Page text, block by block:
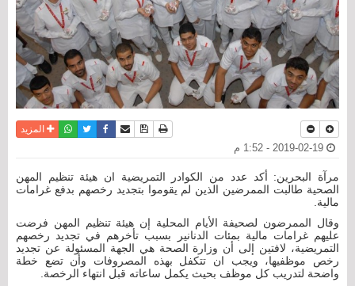
نسخة للطباعة
حفظ الموضوع
أرسل الى صديق
فيسبوكتويترواتسابالمزيد
مرآة البحرين: أكد عدد من الكوادر التمريضية ان هيئة تنظيم المهن
الصحية طالبت الممرضين الذين لم يقوموا بتجديد رخصهم بدفع غرامات
مالية.
وقال الممرضون لصحيفة الأيام المحلية إن هيئة تنظيم المهن فرضت
عليهم غرامات مالية بمئات الدنانير بسبب تأخرهم في تجديد رخصهم
التمريضية، لافتين إلى أن وزارة الصحة هي الجهة المسئولة عن تجديد
رخص موظفيها، ويجب ان تتكفل بهذه المصروفات وأن تضع خطة
واضحة لتدريب كل موظف بحيث يكمل ساعاته قبل انتهاء الرخصة.